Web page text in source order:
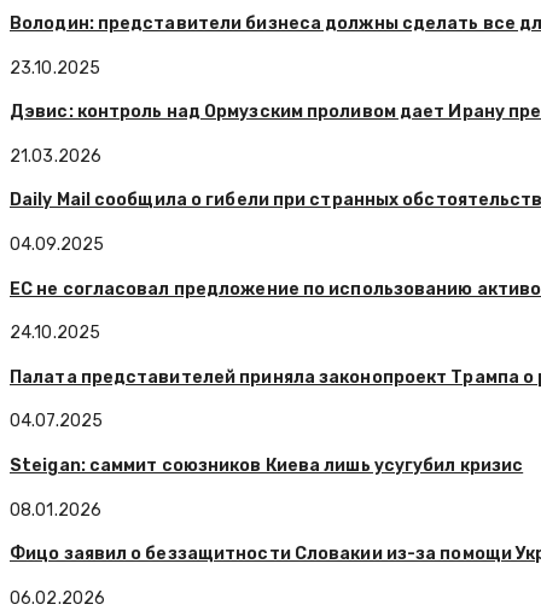
Володин: представители бизнеса должны сделать все
23.10.2025
Дэвис: контроль над Ормузским проливом дает Ирану
21.03.2026
Daily Mail сообщила о гибели при странных
04.09.2025
ЕС не согласовал предложение по использованию
24.10.2025
Палата представителей приняла законопроект Трампа о
04.07.2025
Steigan: саммит союзников Киева лишь усугубил кризис
08.01.2026
Фицо заявил о беззащитности Словакии из-за помощи
06.02.2026